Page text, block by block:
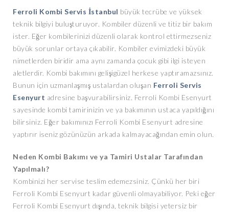
Ferroli Kombi Servis İstanbul büyük tecrübe ve yüksek
teknik bilgiyi buluşturuyor. Kombiler düzenli ve titiz bir bakım
ister. Eğer kombilerinizi düzenli olarak kontrol ettirmezseniz
büyük sorunlar ortaya çıkabilir. Kombiler evimizdeki büyük
nimetlerden biridir ama aynı zamanda çocuk gibi ilgi isteyen
aletlerdir. Kombi bakımını gelişigüzel herkese yaptıramazsınız.
Bunun için uzmanlaşmış ustalardan oluşan Ferroli Servis
Esenyurt adresine başvurabilirsiniz. Ferroli Kombi Esenyurt
sayesinde kombi tamirinizin ve ya bakımının ustaca yapıldığını
bilirsiniz. Eğer bakımınızı Ferroli Kombi Esenyurt adresine
yaptırır iseniz gözünüzün arkada kalmayacağından emin olun.
Neden Kombi Bakımı ve ya Tamiri Ustalar Tarafından
Yapılmalı?
Kombinizi her servise teslim edemezsiniz. Çünkü her biri
Ferroli Kombi Esenyurt kadar güvenli olmayabiliyor. Peki eğer
Ferroli Kombi Esenyurt dışında, teknik bilgisi yetersiz bir